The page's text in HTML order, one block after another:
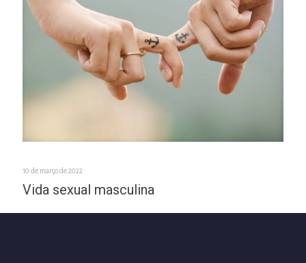
10 de março de 2022
Vida sexual masculina